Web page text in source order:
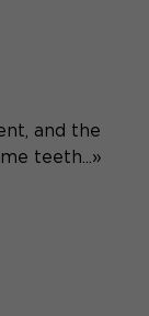
and the
teeth...»